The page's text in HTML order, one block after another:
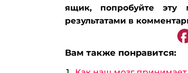
ящик, попробуйте эту
результатами в
Вам также понравится: